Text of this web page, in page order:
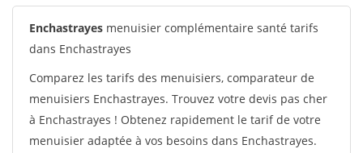
votes
Enchastrayes menuisier complémentaire santé tarifs
dans Enchastrayes
Comparez les tarifs des menuisiers, comparateur de
menuisiers Enchastrayes. Trouvez votre devis pas cher
à Enchastrayes ! Obtenez rapidement le tarif de votre
menuisier adaptée à vos besoins dans Enchastrayes.